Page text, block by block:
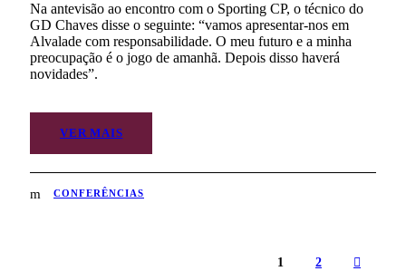
Na antevisão ao encontro com o Sporting CP, o técnico do
GD Chaves disse o seguinte: “vamos apresentar-nos em
Alvalade com responsabilidade. O meu futuro e a minha
preocupação é o jogo de amanhã. Depois disso haverá
novidades”.
VER MAIS
CONFERÊNCIAS
1 2